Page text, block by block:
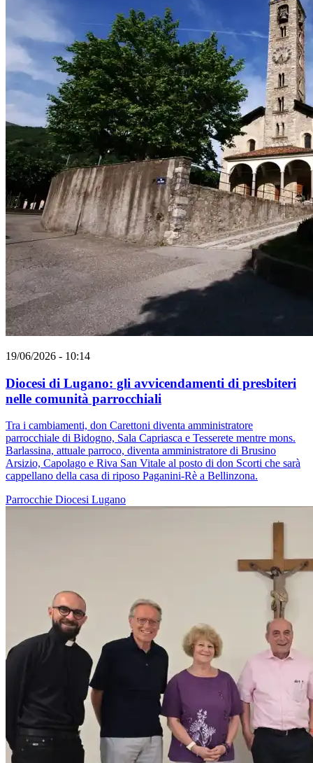
19/06/2026 - 10:14
Diocesi di Lugano: gli avvicendamenti di presbiteri
nelle comunità parrocchiali
Tra i cambiamenti, don Carettoni diventa amministratore
parrocchiale di Bidogno, Sala Capriasca e Tesserete mentre mons.
Barlassina, attuale parroco, diventa amministratore di Brusino
Arsizio, Capolago e Riva San Vitale al posto di don Scorti che sarà
cappellano della casa di riposo Paganini-Rè a Bellinzona.
Parrocchie Diocesi Lugano